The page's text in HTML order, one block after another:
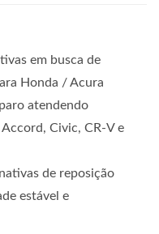
em busca de
Honda / Acura
atendendo
Civic, CR-V e
de reposição
estável e